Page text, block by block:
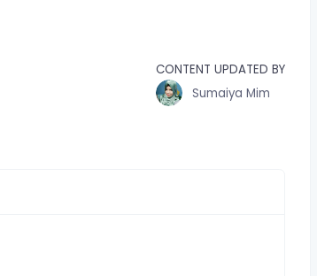
CONTENT UPDATED BY
Sumaiya Mim